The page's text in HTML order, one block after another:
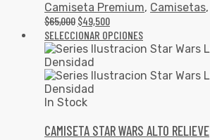
Camiseta Premium, Camisetas,
$65,000 $49,500
SELECCIONAR OPCIONES
In Stock
CAMISETA STAR WARS ALTO RELIEVE